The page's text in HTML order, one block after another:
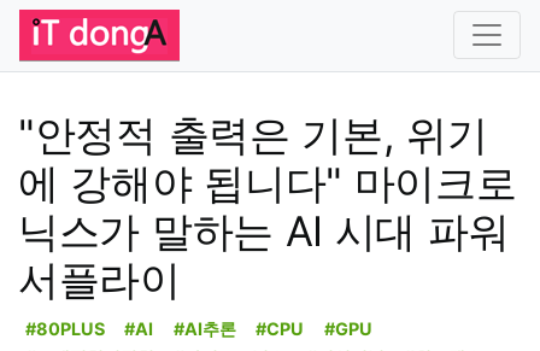
"안정적 출력은 기본, 위기
에 강해야 됩니다" 마이크로
닉스가 말하는 AI 시대 파워
서플라이
#80PLUS #AI #AI추론 #CPU
#GPU